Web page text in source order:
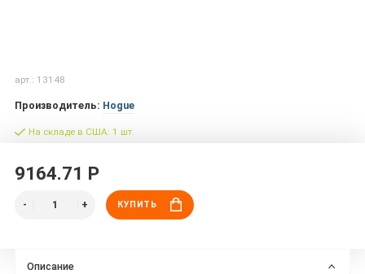
арт.: 13148
Производитель: Hogue
На складе в США: 1 шт.
9164.71 Р
КУПИТЬ
Описание